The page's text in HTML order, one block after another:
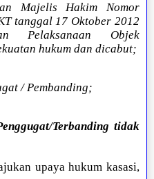
Majelis Hakim Nomor
tanggal 17 Oktober 2012
Pelaksanaan Objek
hukum dan dicabut;
/ Pembanding;
Terbanding tidak
upaya hukum kasasi,